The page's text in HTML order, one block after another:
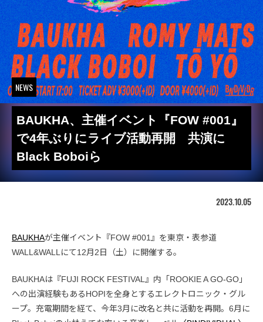
NEWS
BAUKHA、主催イベント『FOW #001』
で4年ぶりにライブ活動再開 共演に
Black Boboiら
2023.10.05
BAUKHAが主催イベント『FOW #001』を東京・表参道
WALL&WALLにて12月2日（土）に開催する。
BAUKHAは『FUJI ROCK FESTIVAL』内「ROOKIE A GO-GO」
への出演経験もあるHOPIを全身とするエレクトロニック・グル
ープ。充電期間を経て、今年3月に改名と共に活動を再開。6月に